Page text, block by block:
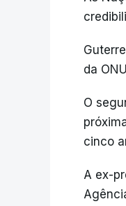
da
O
cinco
A ex-